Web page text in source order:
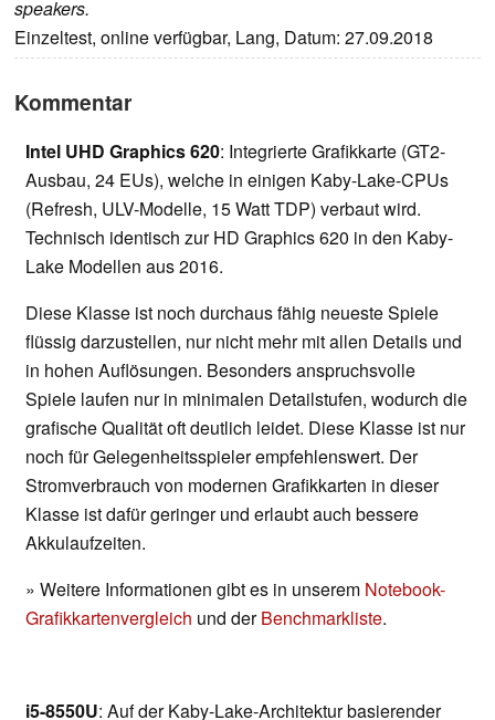
speakers.
Einzeltest, online verfügbar, Lang, Datum: 27.09.2018
Kommentar
Intel UHD Graphics 620: Integrierte Grafikkarte (GT2-
Ausbau, 24 EUs), welche in einigen Kaby-Lake-CPUs
(Refresh, ULV-Modelle, 15 Watt TDP) verbaut wird.
Technisch identisch zur HD Graphics 620 in den Kaby-
Lake Modellen aus 2016.
Diese Klasse ist noch durchaus fähig neueste Spiele
flüssig darzustellen, nur nicht mehr mit allen Details und
in hohen Auflösungen. Besonders anspruchsvolle
Spiele laufen nur in minimalen Detailstufen, wodurch die
grafische Qualität oft deutlich leidet. Diese Klasse ist nur
noch für Gelegenheitsspieler empfehlenswert. Der
Stromverbrauch von modernen Grafikkarten in dieser
Klasse ist dafür geringer und erlaubt auch bessere
Akkulaufzeiten.
» Weitere Informationen gibt es in unserem Notebook-
Grafikkartenvergleich und derBenchmarkliste.
i5-8550U: Auf der Kaby-Lake-Architektur basierender